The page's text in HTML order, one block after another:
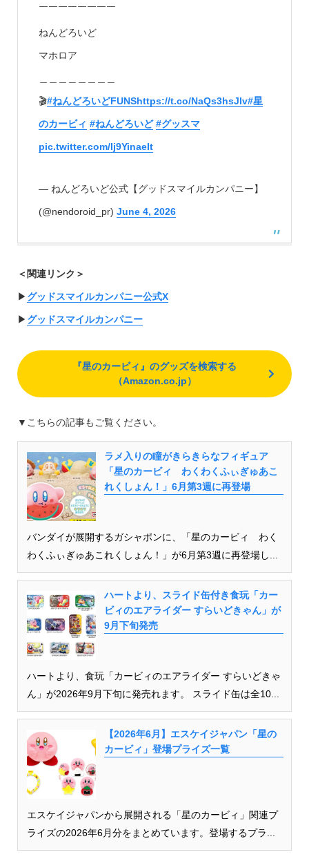
￣￣￣￣￣￣￣￣
ねんどろいど
マホロア
🎬#ねんどろいどFUNShttps://t.co/NaQs3hsJlv#星
のカービィ #ねんどろいど #グッスマ
pic.twitter.com/Ij9YinaeIt
— ねんどろいど公式【グッドスマイルカンパニー】
(@nendoroid_pr) June 4, 2026
＜関連リンク＞
▶︎ グッドスマイルカンパニー公式X
▶︎ グッドスマイルカンパニー
『星のカービィ』のグッズを検索する
（Amazon.co.jp）
▼こちらの記事もご覧ください。
ラメ入りの瞳がきらきらなフィギュア
「星のカービィ わくわくふぃぎゅあこ
れくしょん！」6月第3週に再登場
バンダイが展開するガシャポンに、「星のカービィ わく
わくふぃぎゅあこれくしょん！」が6月第3週に再登場し...
ハートより、スライド缶付き食玩「カー
ビィのエアライダー すらいどきゃん」が
9月下旬発売
ハートより、食玩「カービィのエアライダー すらいどきゃ
ん」が2026年9月下旬に発売れます。 スライド缶は全10...
【2026年6月】エスケイジャパン「星の
カービィ」登場プライズ一覧
エスケイジャパンから展開される「星のカービィ」関連プ
ライズの2026年6月分をまとめています。登場するプラ...